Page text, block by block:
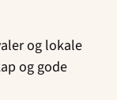
og lokale
og gode